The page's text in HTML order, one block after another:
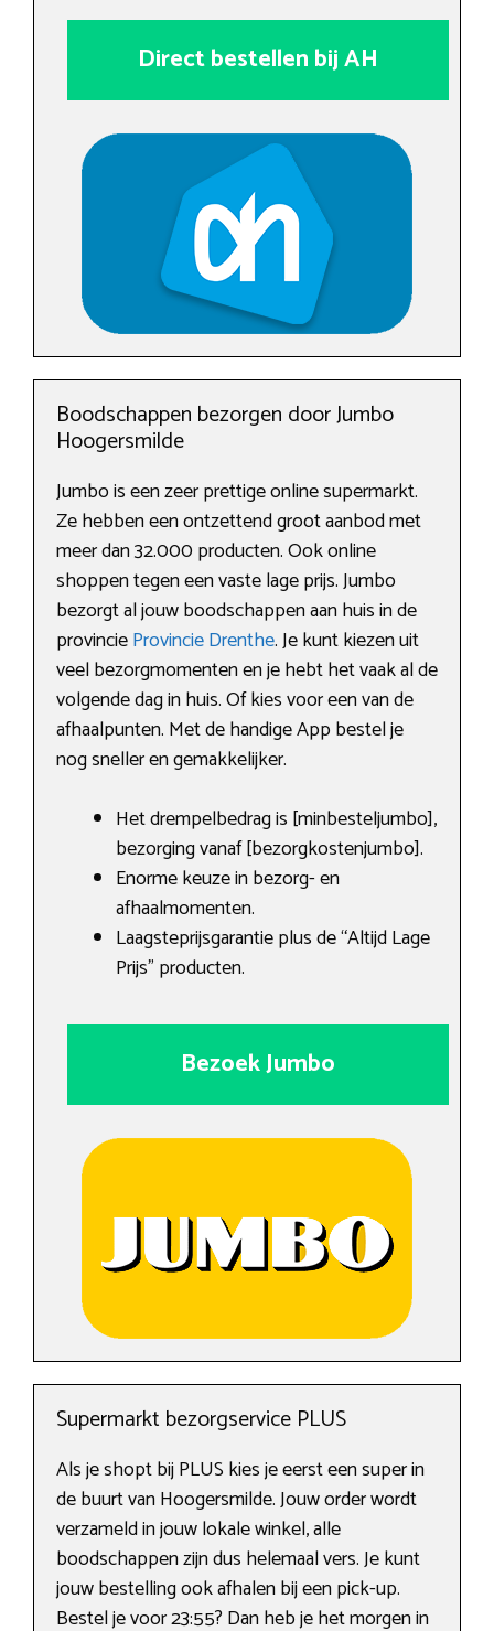
Direct bestellen bij AH
Boodschappen bezorgen door Jumbo
Hoogersmilde
Jumbo is een zeer prettige online supermarkt.
Ze hebben een ontzettend groot aanbod met
meer dan 32.000 producten. Ook online
shoppen tegen een vaste lage prijs. Jumbo
bezorgt al jouw boodschappen aan huis in de
provincieProvincie Drenthe. Je kunt kiezen uit
veel bezorgmomenten en je hebt het vaak al de
volgende dag in huis. Of kies voor een van de
afhaalpunten. Met de handige App bestel je
nog sneller en gemakkelijker.
Het drempelbedrag is [minbesteljumbo],
bezorging vanaf [bezorgkostenjumbo].
Enorme keuze in bezorg- en
afhaalmomenten.
Laagsteprijsgarantie plus de “Altijd Lage
Prijs” producten.
Bezoek Jumbo
Supermarkt bezorgservice PLUS
Als je shopt bij PLUS kies je eerst een super in
de buurt van Hoogersmilde. Jouw order wordt
verzameld in jouw lokale winkel, alle
boodschappen zijn dus helemaal vers. Je kunt
jouw bestelling ook afhalen bij een pick-up.
Bestel je voor 23:55? Dan heb je het morgen in